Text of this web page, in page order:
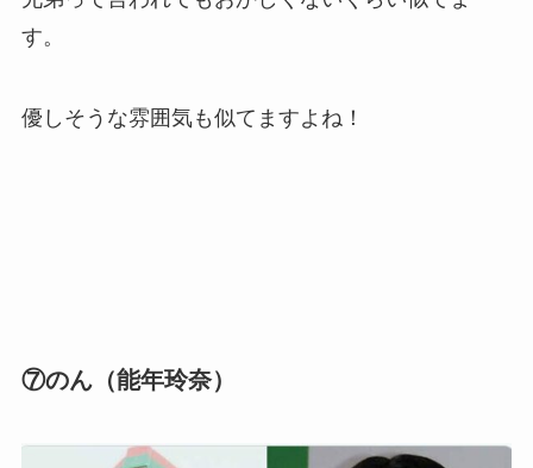
す。
優しそうな雰囲気も似てますよね！
⑦のん（能年玲奈）